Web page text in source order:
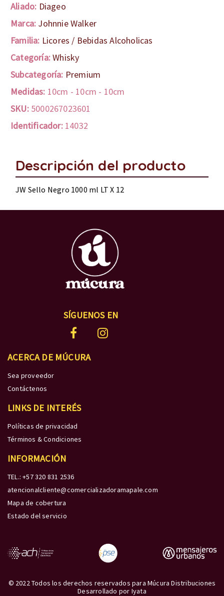
Aliado: Diageo
Marca: Johnnie Walker
Familia: Licores / Bebidas Alcoholicas
Categoría:Whisky
Subcategoría: Premium
Medidas: 10cm - 10cm - 10cm
SKU: 5000267023601
Identificador: 14032
Descripción del producto
JW Sello Negro 1000 ml LT X 12
SÍGUENOS EN
ACERCA DE MÚCURA
Sea proveedor
Contáctenos
LINKS DE INTERÉS
Políticas de privacidad
Términos & Condiciones
INFORMACIÓN
TEL.: +57 320 831 2536
atencionalcliente@comercializadoramapale.com
Mapa de cobertura
Estado del servicio
© 2022 Todos los derechos reservados para Múcura Distribuciones
Desarrollado por Iyata